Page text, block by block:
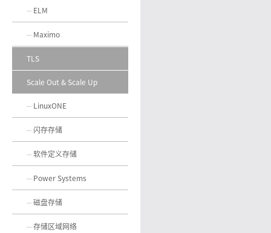
ELM
Maximo
TLS
Scale Out & Scale Up
LinuxONE
闪存存储
软件定义存储
Power Systems
磁盘存储
存储区域网络